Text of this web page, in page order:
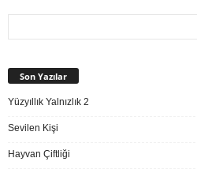
Son Yazılar
Yüzyıllık Yalnızlık 2
Sevilen Kişi
Hayvan Çiftliği